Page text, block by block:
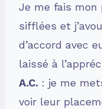
Je me fais mon
sifflées et
d’accord avec
laissé à
A.C. : je me
voir leur